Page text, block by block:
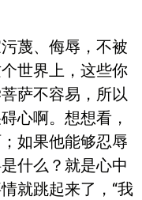
蔑、侮辱，不被
世界上，这些你
萨不容易，所以
心啊。想想看，
如果他能够忍辱
什么？就是心中
就跳起来了，“我